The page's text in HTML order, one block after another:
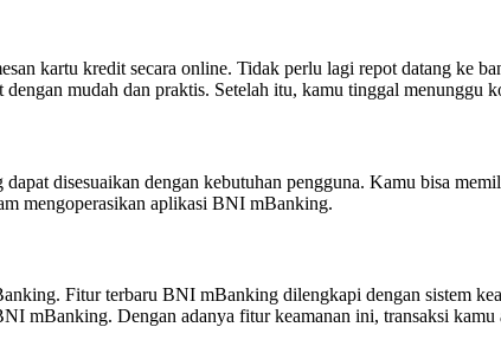
kartu kredit secara online. Tidak perlu lagi repot datang ke
mudah dan praktis. Setelah itu, kamu tinggal menunggu
disesuaikan dengan kebutuhan pengguna. Kamu bisa
mengoperasikan aplikasi BNI mBanking.
Fitur terbaru BNI mBanking dilengkapi dengan sistem
mBanking. Dengan adanya fitur keamanan ini, transaksi